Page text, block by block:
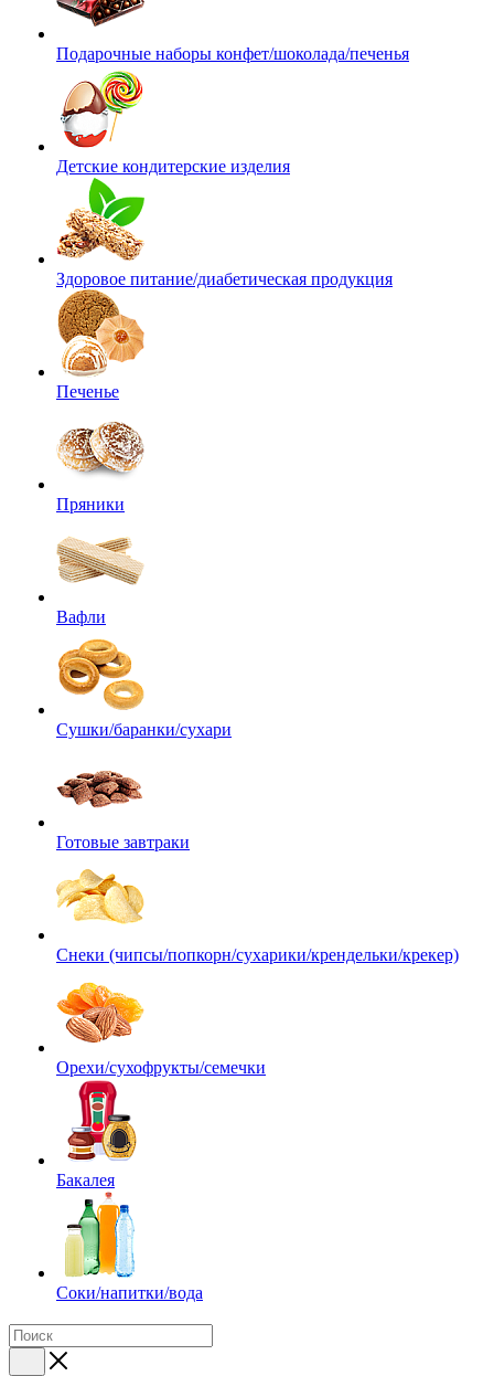
Подарочные наборы конфет/шоколада/печенья
Детские кондитерские изделия
Здоровое питание/диабетическая продукция
Печенье
Пряники
Вафли
Сушки/баранки/сухари
Готовые завтраки
Снеки (чипсы/попкорн/сухарики/крендельки/крекер)
Орехи/сухофрукты/семечки
Бакалея
Соки/напитки/вода